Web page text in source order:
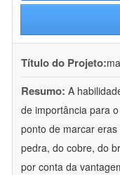
Título do Projeto:
Resumo: A
de importância para
ponto de marcar
pedra, do cobre, do
por conta da